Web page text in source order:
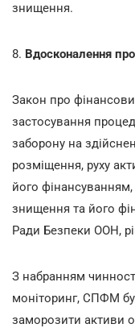
знищення.
8. Вдосконалення
Закон про
застосування
заборону на
розміщення, руху
його
знищення та його
Ради Безпеки ООН,
З набранням
моніторинг, СПФМ
заморозити активи